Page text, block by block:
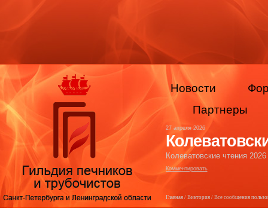
Главная/ Виктория/ Все сообщения
Новости
Партнеры
27 апреля 2026
Колеватовские чтения
Комментировать